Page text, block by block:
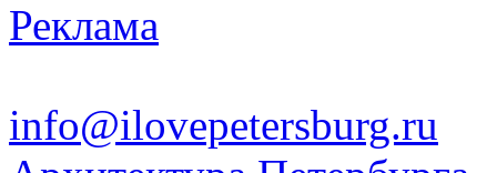
Реклама
info@ilovepetersburg.ru